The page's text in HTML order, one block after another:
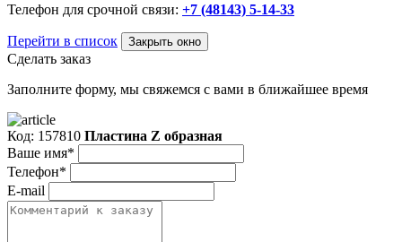
Телефон для срочной связи: +7 (48143) 5-14-33
Перейти в список Закрыть окно
Сделать заказ
Заполните форму, мы свяжемся с вами в ближайшее время
Код: 157810 Пластина Z образная
Ваше имя*
Телефон*
E-mail